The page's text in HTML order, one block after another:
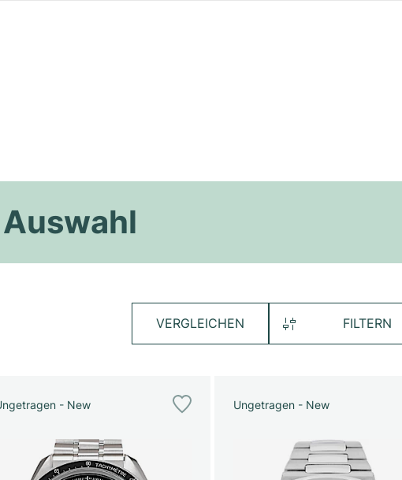
VERGLEICHEN FILTERN
- New Ungetragen - New